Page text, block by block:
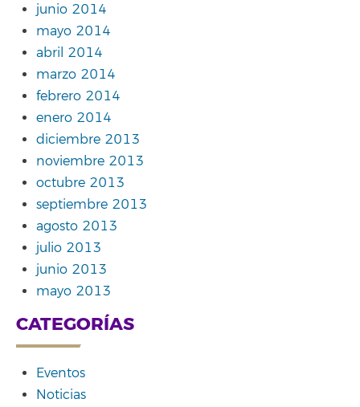
junio 2014
mayo 2014
abril 2014
marzo 2014
febrero 2014
enero 2014
diciembre 2013
noviembre 2013
octubre 2013
septiembre 2013
agosto 2013
julio 2013
junio 2013
mayo 2013
CATEGORÍAS
Eventos
Noticias